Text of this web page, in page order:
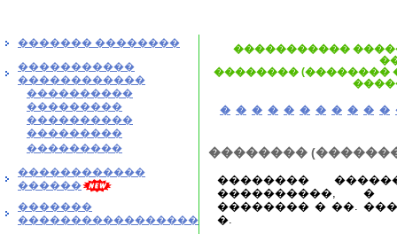
������� ��������
�����������
������������
����������
���������
����������
���������
���������
������������
������
�������
�����������������
�����������
�������� (��������
� � � � � � � � � � �
��������
��������
����������, �
�������� � ��.
�.